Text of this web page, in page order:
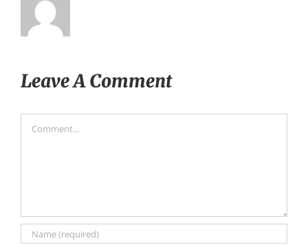
Leave A Comment